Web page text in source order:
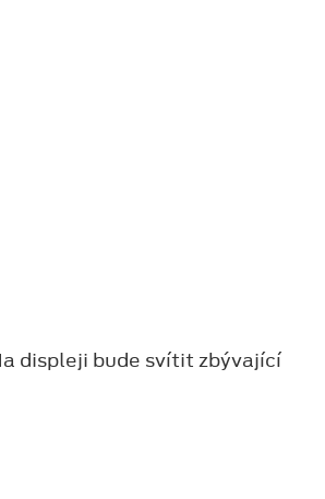
displeji bude svítit zbývající